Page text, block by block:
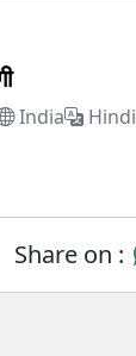
India Hindi
Share on :